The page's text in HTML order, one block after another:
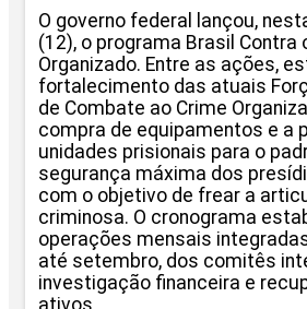
O governo federal lançou,
(12), o programa Brasil Contra
Organizado. Entre as ações,
fortalecimento das atuais
de Combate ao Crime
compra de equipamentos e a
unidades prisionais para o
segurança máxima dos
com o objetivo de frear a
criminosa. O cronograma
operações mensais
até setembro, dos comitês
investigação financeira e